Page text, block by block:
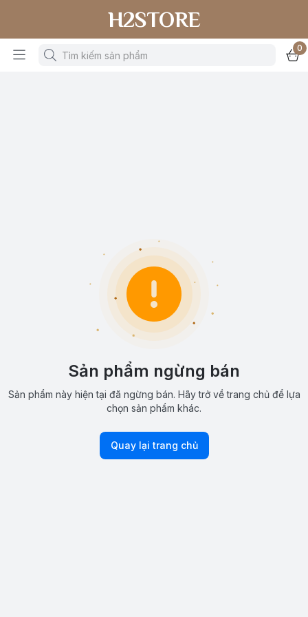
H2STORE
0
Sản phẩm ngừng bán
Sản phẩm này hiện tại đã ngừng bán. Hãy trở về trang chủ để lựa
chọn sản phẩm khác.
Quay lại trang chủ